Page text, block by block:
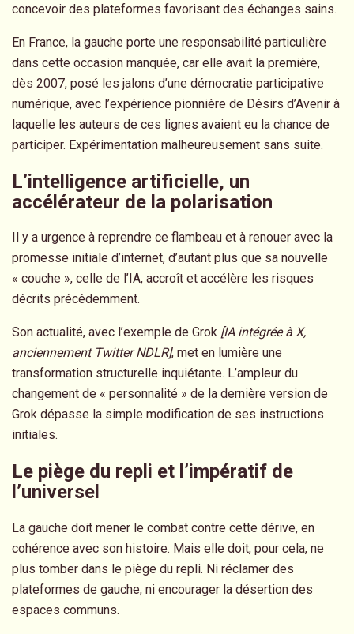
concevoir des plateformes favorisant des échanges sains.
En France, la gauche porte une responsabilité particulière
dans cette occasion manquée, car elle avait la première,
dès 2007, posé les jalons d’une démocratie participative
numérique, avec l’expérience pionnière de Désirs d’Avenir à
laquelle les auteurs de ces lignes avaient eu la chance de
participer. Expérimentation malheureusement sans suite.
L’intelligence artificielle, un
accélérateur de la polarisation
Il y a urgence à reprendre ce flambeau et à renouer avec la
promesse initiale d’internet, d’autant plus que sa nouvelle
« couche », celle de l’IA, accroît et accélère les risques
décrits précédemment.
Son actualité, avec l’exemple de Grok [IA intégrée à X,
anciennement Twitter NDLR], met en lumière une
transformation structurelle inquiétante. L’ampleur du
changement de « personnalité » de la dernière version de
Grok dépasse la simple modification de ses instructions
initiales.
Le piège du repli et l’impératif de
l’universel
La gauche doit mener le combat contre cette dérive, en
cohérence avec son histoire. Mais elle doit, pour cela, ne
plus tomber dans le piège du repli. Ni réclamer des
plateformes de gauche, ni encourager la désertion des
espaces communs.